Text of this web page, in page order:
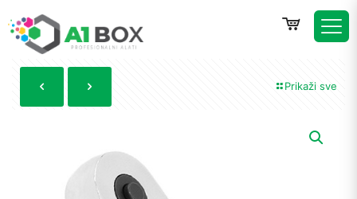
Prikaži sve